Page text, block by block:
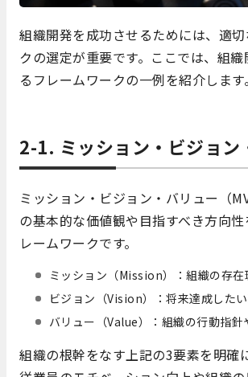
組織開発を成功させるためには、適
クの選定が重要です。ここでは、組
るフレームワークの一例を紹介します。
2-1. ミッション・ビジョン
ミッション・ビジョン・バリュー（
の基本的な価値観や目指すべき方向
レームワークです。
ミッション（Mission）：組織の存在
ビジョン（Vision）：将来達成した
バリュー（Value）：組織の行動指針
組織の根幹をなす上記の3要素を明確